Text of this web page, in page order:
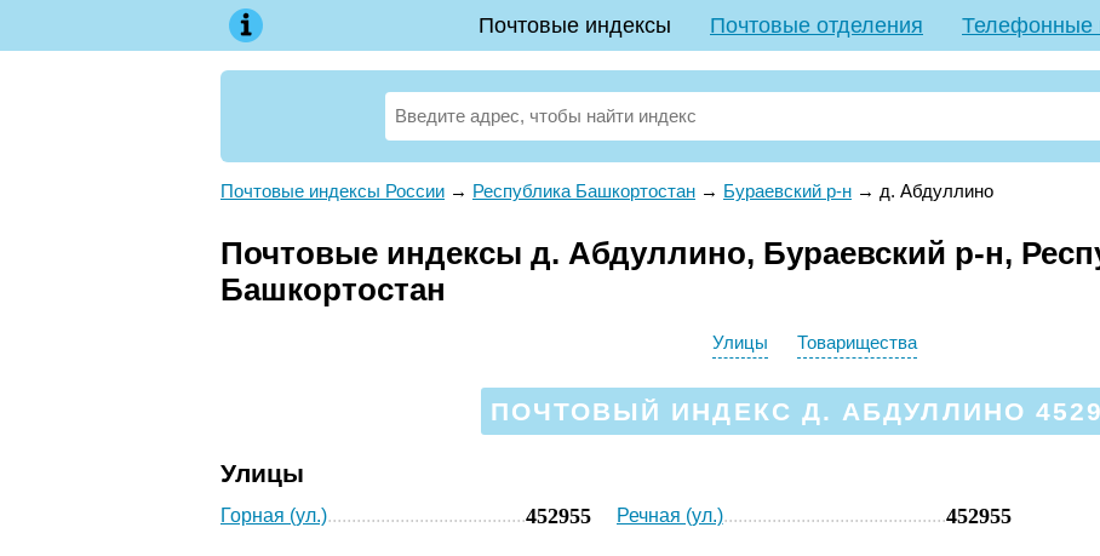
Почтовые индексы Почтовые отделения Телефонные
Почтовые индексы России → Республика Башкортостан → Бураевский р-н → д. Абдуллино
Почтовые индексы д. Абдуллино, Бураевский р-н,
Башкортостан
Улицы Товарищества
ПОЧТОВЫЙ ИНДЕКС Д. АБДУЛЛИНО
Улицы
Горная (ул.) 452955 Речная (ул.) 452955